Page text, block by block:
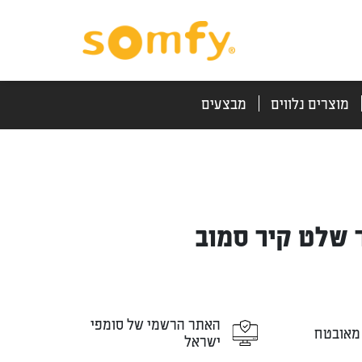
מוצרים נלווים מבצעים
שלט קיר סמוב
האתר הרשמי של סומפי
ישראל